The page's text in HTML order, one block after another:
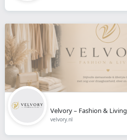
Velvory – Fashion & Living
velvory.nl